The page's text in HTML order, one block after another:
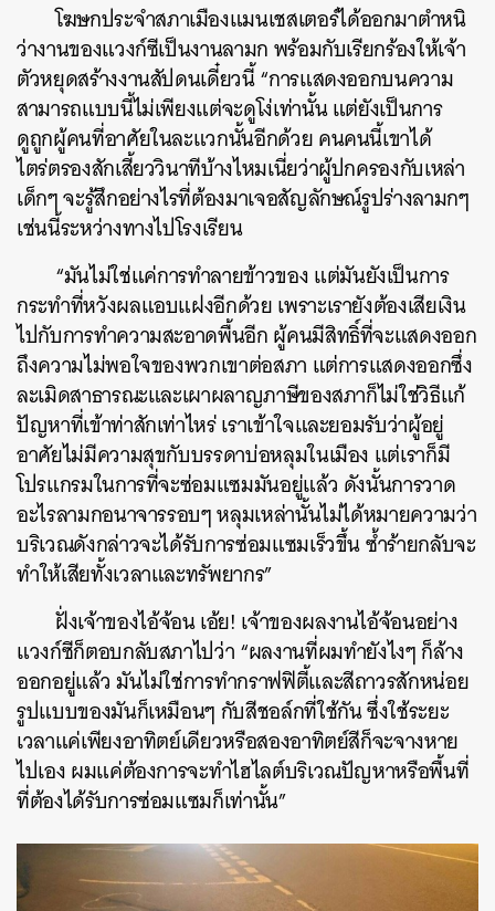
โฆษกประจำสภาเมืองแมนเชสเตอร์ได้ออกมาตำหนิ
ว่างานของแวงก์ซีเป็นงานลามก พร้อมกับเรียกร้องให้เจ้า
ตัวหยุดสร้างงานสัปดนเดี๋ยวนี้ “การแสดงออกบนความ
สามารถแบบนี้ไม่เพียงแต่จะดูโง่เท่านั้น แต่ยังเป็นการ
ดูถูกผู้คนที่อาศัยในละแวกนั้นอีกด้วย คนคนนี้เขาได้
ไตร่ตรองสักเสี้ยววินาทีบ้างไหมเนี่ยว่าผู้ปกครองกับเหล่า
เด็กๆ จะรู้สึกอย่างไรที่ต้องมาเจอสัญลักษณ์รูปร่างลามกๆ
เช่นนี้ระหว่างทางไปโรงเรียน
“มันไม่ใช่แค่การทำลายข้าวของ แต่มันยังเป็นการ
กระทำที่หวังผลแอบแฝงอีกด้วย เพราะเรายังต้องเสียเงิน
ไปกับการทำความสะอาดพื้นอีก ผู้คนมีสิทธิ์ที่จะแสดงออก
ถึงความไม่พอใจของพวกเขาต่อสภา แต่การแสดงออกซึ่ง
ละเมิดสาธารณะและเผาผลาญภาษีของสภาก็ไม่ใช่วิธีแก้
ปัญหาที่เข้าท่าสักเท่าไหร่ เราเข้าใจและยอมรับว่าผู้อยู่
อาศัยไม่มีความสุขกับบรรดาบ่อหลุมในเมือง แต่เราก็มี
โปรแกรมในการที่จะซ่อมแซมมันอยู่แล้ว ดังนั้นการวาด
อะไรลามกอนาจารรอบๆ หลุมเหล่านั้นไม่ได้หมายความว่า
บริเวณดังกล่าวจะได้รับการซ่อมแซมเร็วขึ้น ซ้ำร้ายกลับจะ
ทำให้เสียทั้งเวลาและทรัพยากร”
ฝั่งเจ้าของไอ้จ้อน เอ้ย! เจ้าของผลงานไอ้จ้อนอย่าง
แวงก์ซีก็ตอบกลับสภาไปว่า “ผลงานที่ผมทำยังไงๆ ก็ล้าง
ออกอยู่แล้ว มันไม่ใช่การทำกราฟฟิตี้และสีถาวรสักหน่อย
รูปแบบของมันก็เหมือนๆ กับสีชอล์กที่ใช้กัน ซึ่งใช้ระยะ
เวลาแค่เพียงอาทิตย์เดียวหรือสองอาทิตย์สีก็จะจางหาย
ไปเอง ผมแค่ต้องการจะทำไฮไลต์บริเวณปัญหาหรือพื้นที่
ที่ต้องได้รับการซ่อมแซมก็เท่านั้น”